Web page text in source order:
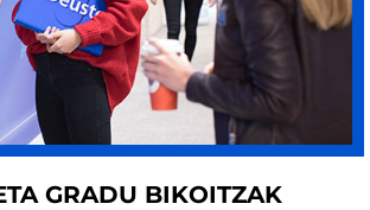
GRADU BIKOITZAK